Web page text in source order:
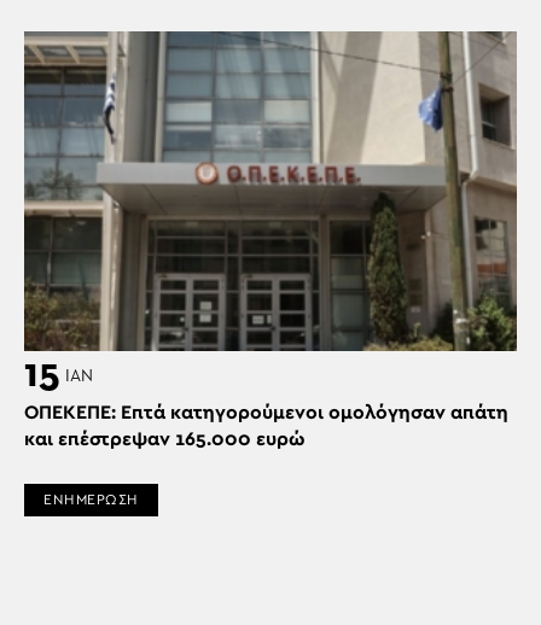
15 ΙΑΝ
ΟΠΕΚΕΠΕ: Επτά κατηγορούμενοι ομολόγησαν απάτη
και επέστρεψαν 165.000 ευρώ
ΕΝΗΜΕΡΩΣΗ